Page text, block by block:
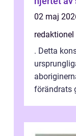
02 maj
redaktionel
. Detta
förändrats